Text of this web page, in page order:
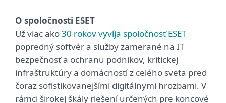
O spoločnosti ESET
Už viac ako30 rokov vyvíja spoločnosť ESET
popredný softvér a služby zamerané na IT
bezpečnosť a ochranu podnikov, kritickej
infraštruktúry a domácností z celého sveta pred
čoraz sofistikovanejšími digitálnymi hrozbami. V
rámci širokej škály riešení určených pre koncové